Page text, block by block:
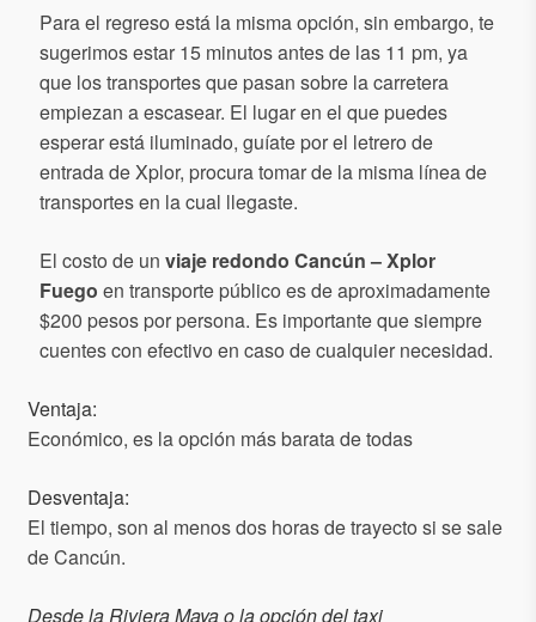
Para el regreso está la misma opción, sin embargo, te
sugerimos estar 15 minutos antes de las 11 pm, ya
que los transportes que pasan sobre la carretera
empiezan a escasear. El lugar en el que puedes
esperar está iluminado, guíate por el letrero de
entrada de Xplor, procura tomar de la misma línea de
transportes en la cual llegaste.
El costo de un viaje redondo Cancún – Xplor
Fuego en transporte público es de aproximadamente
$200 pesos por persona. Es importante que siempre
cuentes con efectivo en caso de cualquier necesidad.
Ventaja:
Económico, es la opción más barata de todas
Desventaja:
El tiempo, son al menos dos horas de trayecto si se sale
de Cancún.
Desde la Riviera Mayao la opción del taxi